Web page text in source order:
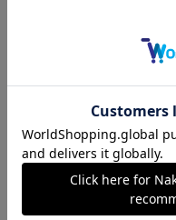
S・M・Lサイズより当店に
カートに入れる